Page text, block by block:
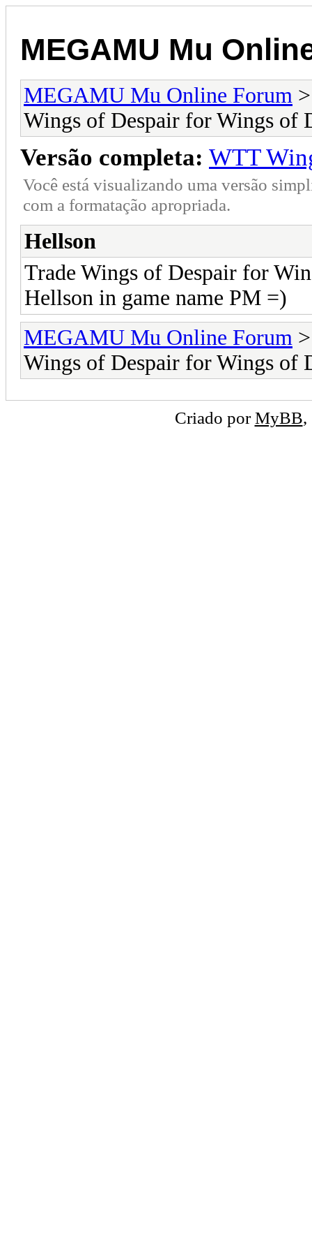
MEGAMU Mu
MEGAMU Mu Online Forum
Wings of Despair for Wings of
Versão completa: WTT
Você está visualizando uma versão
com a formatação apropriada.
Hellson
Trade Wings of Despair for
Hellson in game name PM =)
MEGAMU Mu Online Forum
Wings of Despair for Wings of
Criado porMyBB,